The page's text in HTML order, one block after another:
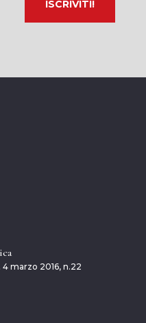
marzo 2016, n.22